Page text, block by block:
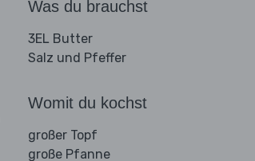
Was du brauchst
3EL Butter
Salz und Pfeffer
Womit du kochst
großer Topf
große Pfanne